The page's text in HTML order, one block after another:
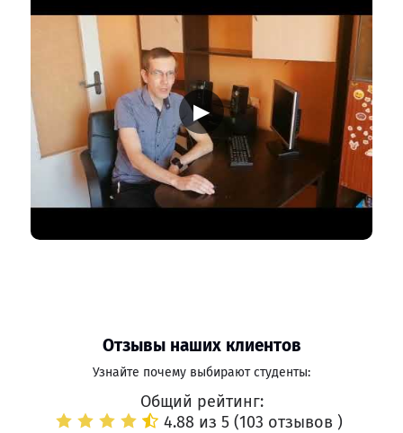
▶
Отзывы наших клиентов
Узнайте почему выбирают студенты:
Общий рейтинг:
4.88 из 5 (103 отзывов )